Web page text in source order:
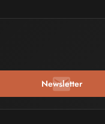
Newsletter